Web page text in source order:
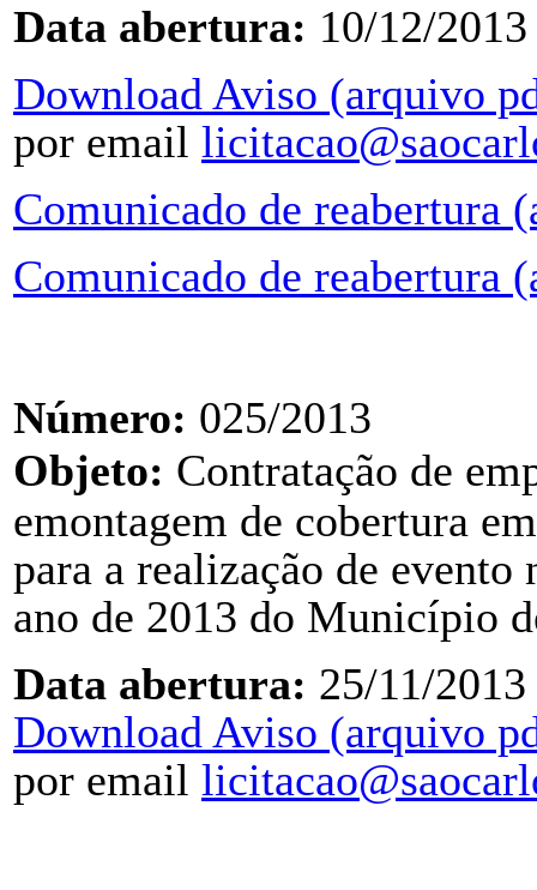
Data abertura: 10/12/2013
Download Aviso (arquivo
por email
Comunicado de reabertura
Comunicado de reabertura
Número: 025/2013
Objeto: Contratação de
emontagem de cobertura
para a realização de
ano de 2013 do Município
Data abertura: 25/11/2013
Download Aviso (arquivo
por email